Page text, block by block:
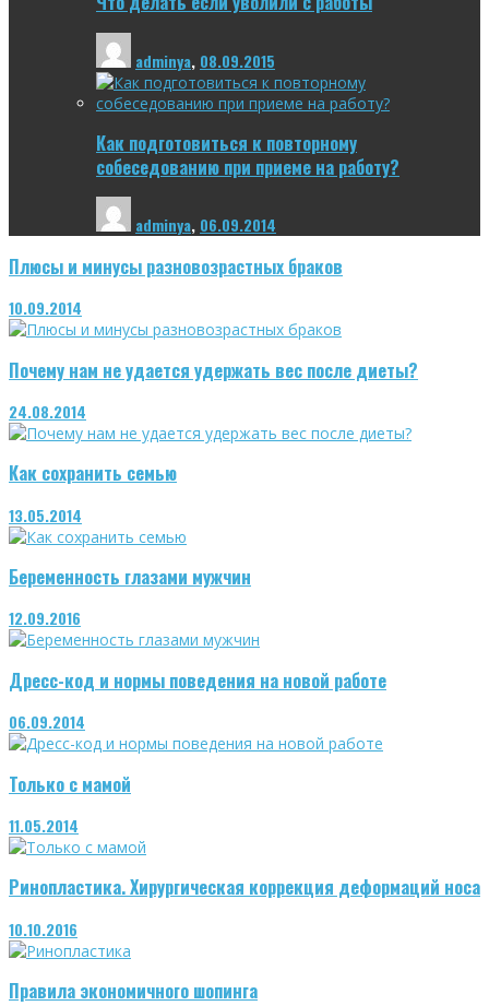
adminya, 08.09.2015
Как подготовиться к повторному
собеседованию при приеме на работу?
adminya, 06.09.2014
Плюсы и минусы разновозрастных браков
10.09.2014
Почему нам не удается удержать вес после диеты?
24.08.2014
Как сохранить семью
13.05.2014
Беременность глазами мужчин
12.09.2016
Дресс-код и нормы поведения на новой работе
06.09.2014
Только с мамой
11.05.2014
Ринопластика. Хирургическая коррекция деформаций носа
10.10.2016
Правила экономичного шопинга